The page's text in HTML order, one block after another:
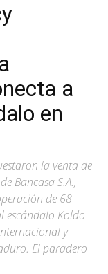
a
en
la venta de
Bancasa S.A.,
de 68
escándalo Koldo
y
El paradero